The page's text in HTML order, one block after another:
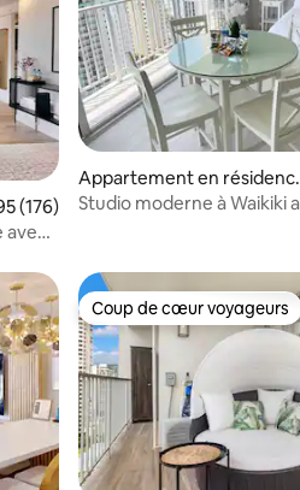
moyenne sur la base de 176
(176)
avec
Appartement en résidence
Honolulu
Studio moderne à Waikiki
Coup de cœur voyageurs
Coup de cœur voyageurs